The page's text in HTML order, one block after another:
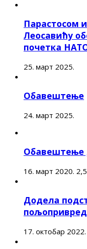
Парастосом
Леосавићу
почетка
25. март 2025.
Обавештење
24. март 2025.
Обавештење
16. март 2020.
Додела
17. октобар 2022.